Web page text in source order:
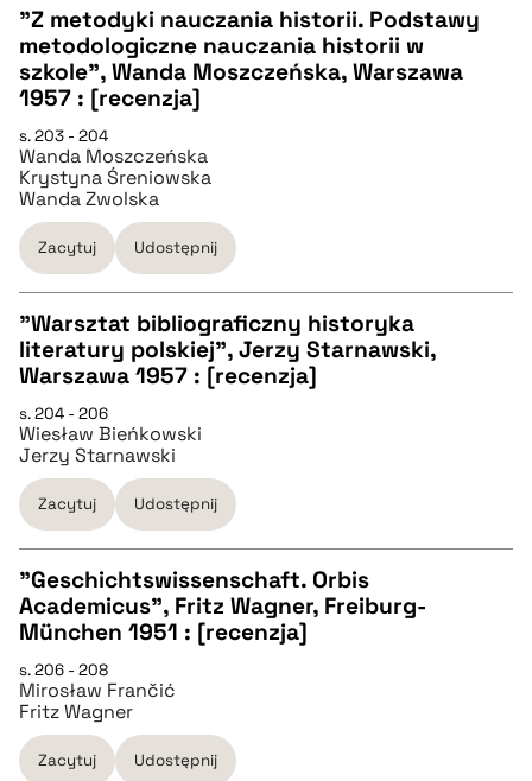
pobierz cytat
CZYSTY TEKST
pobierz cytat
BIBTEX
pobierz cytat
"Z metodyki nauczania historii. Podstawy
metodologiczne nauczania historii w
szkole", Wanda Moszczeńska, Warszawa
1957 : [recenzja]
s. 203 - 204
Wanda Moszczeńska
Krystyna Śreniowska
Wanda Zwolska
Zacytuj Udostępnij
CZYSTY TEKST
pobierz cytat
BIBTEX
pobierz cytat
"Warsztat bibliograficzny historyka
literatury polskiej", Jerzy Starnawski,
Warszawa 1957 : [recenzja]
s. 204 - 206
Wiesław Bieńkowski
Jerzy Starnawski
Zacytuj Udostępnij
CZYSTY TEKST
pobierz cytat
BIBTEX
"Geschichtswissenschaft. Orbis
Academicus", Fritz Wagner, Freiburg-
München 1951 : [recenzja]
s. 206 - 208
Mirosław Frančić
Fritz Wagner
Zacytuj Udostępnij